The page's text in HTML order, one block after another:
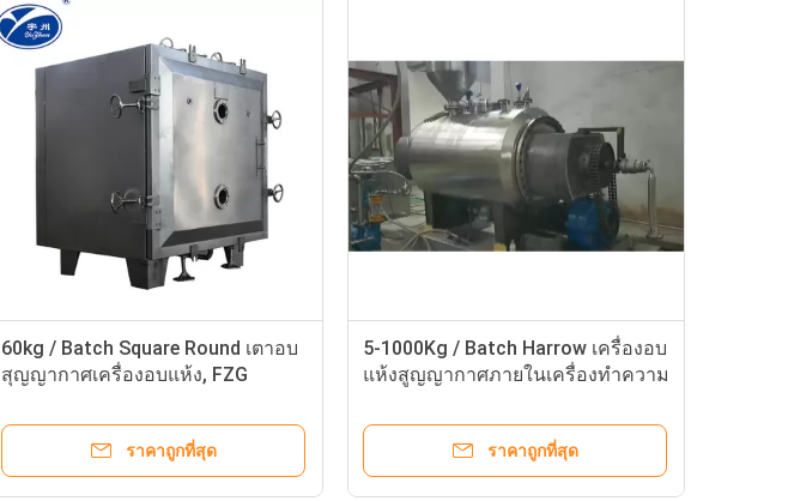
60kg / Batch Square Round เตาอบ
สุญญากาศเครื่องอบแห้ง, FZG
Equipment
ราคาถูกที่สุด
5-1000Kg / Batch Harrow เครื่องอบ
แห้งสูญญากาศภายในเครื่องทำความ
ราคาถูกที่สุด